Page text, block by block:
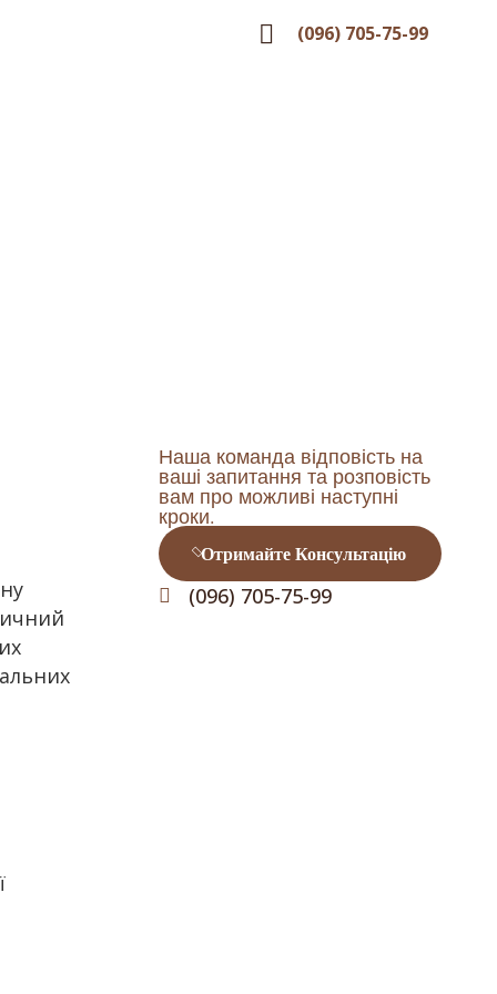
(096) 705-75-99
Наша команда відповість на
ваші запитання та розповість
вам про можливі наступні
кроки.
Отримайте Консультацію
(096) 705-75-99